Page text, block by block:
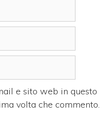
e sito web in questo
volta che commento.